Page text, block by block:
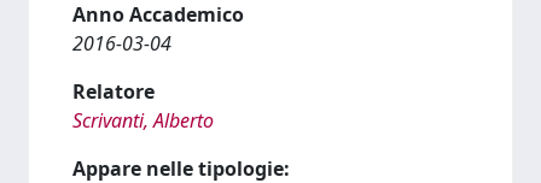
Anno Accademico
2016-03-04
Relatore
Scrivanti, Alberto
Appare nelle tipologie: